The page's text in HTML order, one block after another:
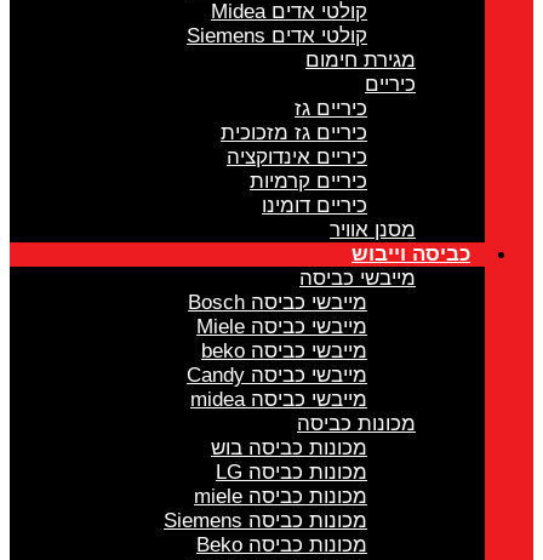
קולטי אדים Midea
קולטי אדים Siemens
מגירת חימום
כיריים
כיריים גז
כיריים גז מזכוכית
כיריים אינדוקציה
כיריים קרמיות
כיריים דומינו
מסנן אוויר
כביסה וייבוש
מייבשי כביסה
מייבשי כביסה Bosch
מייבשי כביסה Miele
מייבשי כביסה beko
מייבשי כביסה Candy
מייבשי כביסה midea
מכונות כביסה
מכונות כביסה בוש
מכונות כביסה LG
מכונות כביסה miele
מכונות כביסה Siemens
מכונות כביסה Beko